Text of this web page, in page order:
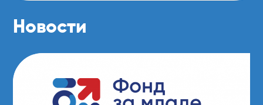
Новости